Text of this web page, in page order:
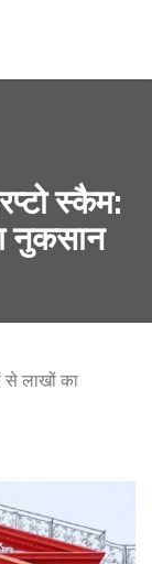
स्कैम:
नुकसान
से लाखों का